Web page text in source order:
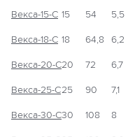
Векса-15-С 15 54 5,5
Векса-18-С 18 64,8 6,2
Векса-20-С20 72 6,7
Векса-25-С25 90 7,1
Векса-30-С30 108 8